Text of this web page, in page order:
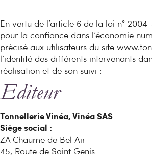
En vertu de l’article 6 de la loi n°
pour la confiance dans l’économie
précisé aux utilisateurs du site
l’identité des différents intervenants
réalisation et de son suivi :
Editeur
Tonnellerie Vinéa, Vinéa SAS
Siège social :
ZA Chaume de Bel Air
45, Route de Saint Genis